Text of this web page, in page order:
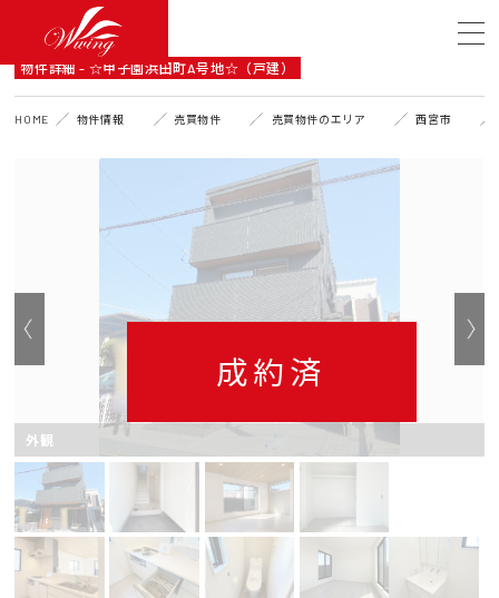
DETAIL
物件詳細 - ☆甲子園浜田町A号地☆（戸建）
HOME 物件情報 売買物件 売買物件のエリア 西宮市
成約済
外観